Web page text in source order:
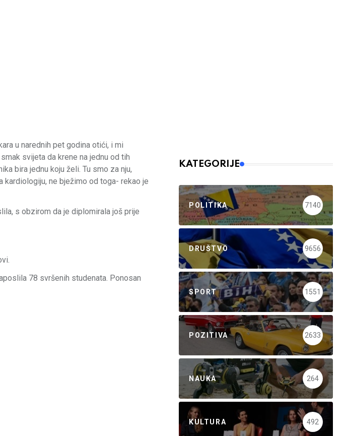
u narednih pet godina otići, i mi
svijeta da krene na jednu od tih
bira jednu koju želi. Tu smo za nju,
kardiologiju, ne bježimo od toga- rekao je
s obzirom da je diplomirala još prije
78 svršenih studenata. Ponosan
KATEGORIJE
POLITIKA 7140
DRUŠTVO 9656
SPORT 1551
POZITIVA 2633
NAUKA 264
KULTURA 492